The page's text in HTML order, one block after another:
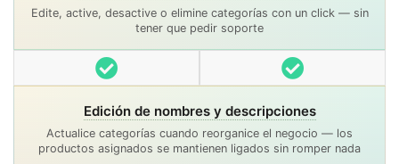
Edite, active, desactive o elimine categorías con un click — sin
tener que pedir soporte
Incluido Incluido
Edición de nombres y descripciones
Actualice categorías cuando reorganice el negocio — los
productos asignados se mantienen ligados sin romper nada